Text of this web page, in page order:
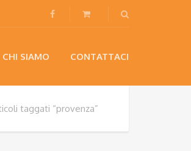
CHI SIAMO CONTATTACI
taggati “provenza”